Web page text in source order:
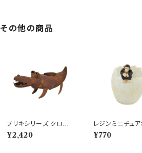
その他の商品
ブリキシリーズ クロコ
プランター 爬虫類 置物
わに ワニ
¥2,420
レジンミニチュア
チンパンジー エ
ット 卵 鉢
¥770